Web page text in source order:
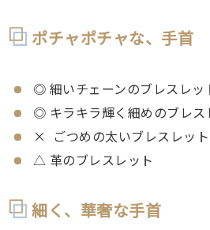
ポチャポチャな、手首
◎ 細いチェーンのブレスレッ
◎ キラキラ輝く細めのブレス
× ごつめの太いブレスレット
△ 革のブレスレット
細く、華奢な手首